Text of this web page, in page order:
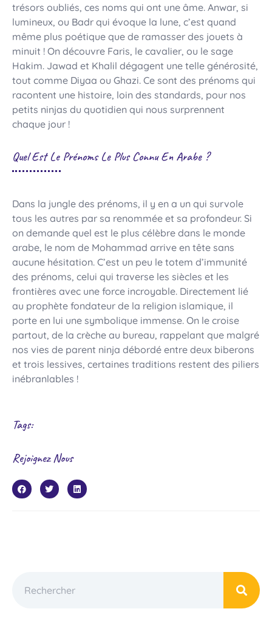
trésors oubliés, ces noms qui ont une âme. Anwar, si
lumineux, ou Badr qui évoque la lune, c’est quand
même plus poétique que de ramasser des jouets à
minuit ! On découvre Faris, le cavalier, ou le sage
Hakim. Jawad et Khalil dégagent une telle générosité,
tout comme Diyaa ou Ghazi. Ce sont des prénoms qui
racontent une histoire, loin des standards, pour nos
petits ninjas du quotidien qui nous surprennent
chaque jour !
Quel Est Le Prénoms Le Plus Connu En Arabe ?
Dans la jungle des prénoms, il y en a un qui survole
tous les autres par sa renommée et sa profondeur. Si
on demande quel est le plus célèbre dans le monde
arabe, le nom de Mohammad arrive en tête sans
aucune hésitation. C’est un peu le totem d’immunité
des prénoms, celui qui traverse les siècles et les
frontières avec une force incroyable. Directement lié
au prophète fondateur de la religion islamique, il
porte en lui une symbolique immense. On le croise
partout, de la crèche au bureau, rappelant que malgré
nos vies de parent ninja débordé entre deux biberons
et trois lessives, certaines traditions restent des piliers
inébranlables !
Tags:
Rejoignez Nous